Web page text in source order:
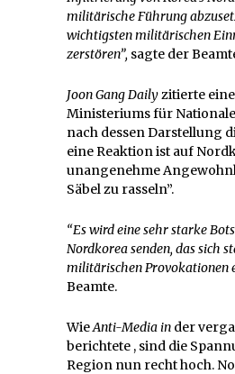
militärische Führung
wichtigsten militärischen
zerstören”, sagte der
Joon Gang Dailyzitierte
Ministeriums für
nach dessen Darstellung
eine Reaktion ist auf
unangenehme
Säbel zu rasseln”.
“Es wird eine sehr starke
Nordkorea senden, das sich
militärischen Provokationen
Beamte.
WieAnti-Media in der
berichtete , sind die
Region nun recht hoch.